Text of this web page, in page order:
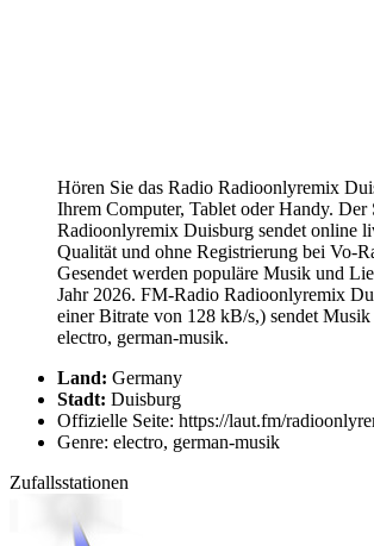
Hören Sie das Radio Radioonlyremix
Ihrem Computer, Tablet oder Handy. Der
Radioonlyremix Duisburg sendet online
Qualität und ohne Registrierung bei Vo-
Gesendet werden populäre Musik und
Jahr 2026. FM-Radio Radioonlyremix
einer Bitrate von 128 kB/s,) sendet Musik
electro, german-musik.
Land: Germany
Stadt: Duisburg
Offizielle Seite: https://laut.fm/
Genre: electro, german-musik
Zufallsstationen